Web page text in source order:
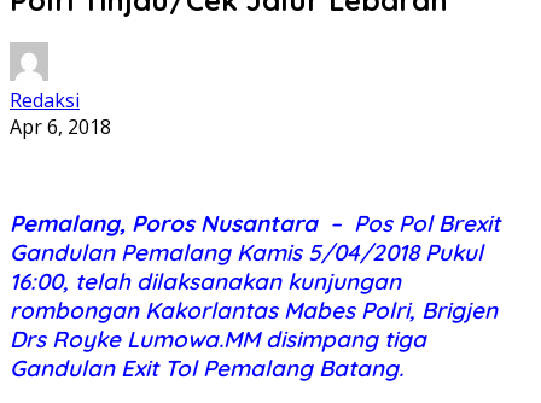
Redaksi
Apr 6, 2018
Pemalang, Poros Nusantara– Pos Pol Brexit
Gandulan Pemalang Kamis 5/04/2018 Pukul
16:00, telah dilaksanakan kunjungan
rombongan Kakorlantas Mabes Polri, Brigjen
Drs Royke Lumowa.MM disimpang tiga
Gandulan Exit Tol Pemalang Batang.